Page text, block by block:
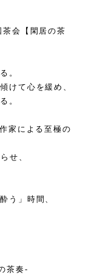
茶会【閑居の茶
。
けて心を緩め、
。
家による至極の
せ、
う」時間、
茶奏-